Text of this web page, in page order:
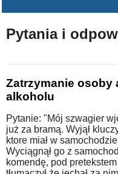
Pytania i
Zatrzymanie osoby
alkoholu
Pytanie: "Mój szwagier
już za bramą. Wyjął
ktore miał w
Wyciągnął go z
komendę, pod